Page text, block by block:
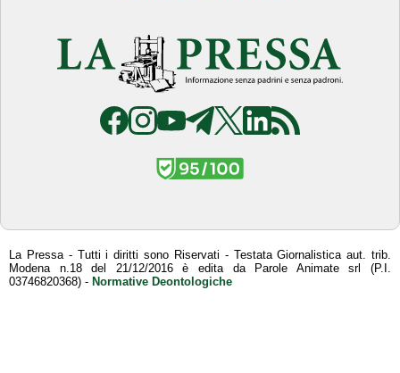
La Pressa - Tutti i diritti sono Riservati - Testata Giornalistica aut. trib.
Modena n.18 del 21/12/2016 è edita da Parole Animate srl (P.I.
03746820368) - Normative Deontologiche